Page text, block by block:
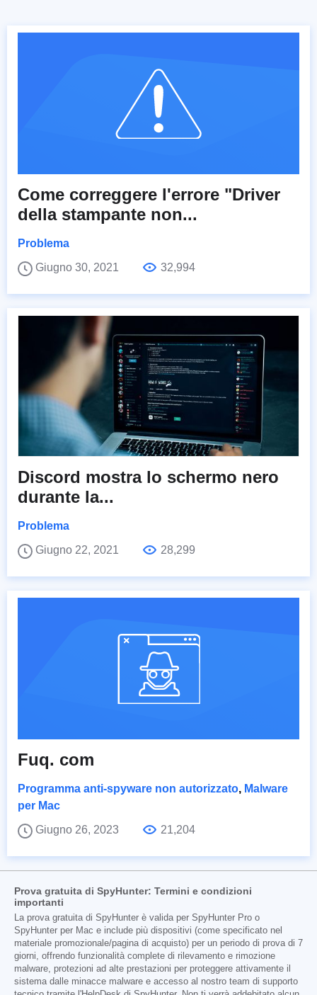
Come correggere l'errore "Driver
della stampante non...
Problema
Giugno 30, 2021
32,994
Discord mostra lo schermo nero
durante la...
Problema
Giugno 22, 2021
28,299
Fuq. com
Programma anti-spyware non autorizzato, Malware
per Mac
Giugno 26, 2023
21,204
Prova gratuita di SpyHunter: Termini e condizioni
importanti
La prova gratuita di SpyHunter è valida per SpyHunter Pro o
SpyHunter per Mac e include più dispositivi (come specificato nel
materiale promozionale/pagina di acquisto) per un periodo di prova di 7
giorni, offrendo funzionalità complete di rilevamento e rimozione
malware, protezioni ad alte prestazioni per proteggere attivamente il
sistema dalle minacce malware e accesso al nostro team di supporto